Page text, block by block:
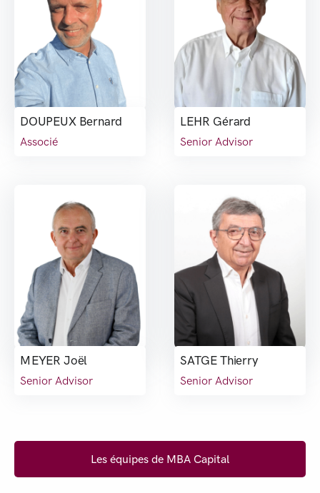
DOUPEUX Bernard
Associé
LEHR Gérard
Senior Advisor
MEYER Joël
Senior Advisor
SATGE Thierry
Senior Advisor
Les équipes de MBA Capital